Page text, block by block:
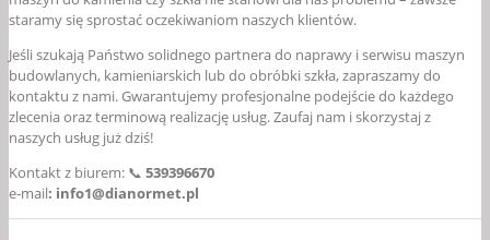
staramy się sprostać oczekiwaniom naszych klientów.
Jeśli szukają Państwo solidnego partnera do naprawy i serwisu maszyn
budowlanych, kamieniarskich lub do obróbki szkła, zapraszamy do
kontaktu z nami. Gwarantujemy profesjonalne podejście do każdego
zlecenia oraz terminową realizację usług. Zaufaj nam i skorzystaj z
naszych usług już dziś!
Kontakt z biurem: 📞 539396670
e-mail: info1@dianormet.pl